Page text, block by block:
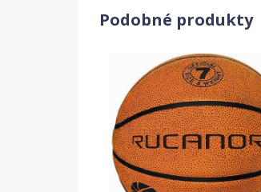
Podobné produkty